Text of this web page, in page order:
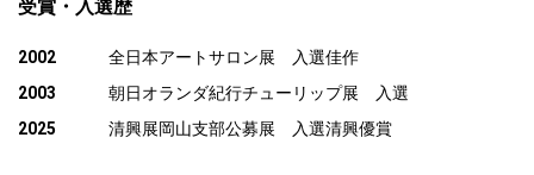
受賞・入選歴
2002
全日本アートサロン展 入選佳作
2003
朝日オランダ紀行チューリップ展 入選
2025
清興展岡山支部公募展 入選清興優賞